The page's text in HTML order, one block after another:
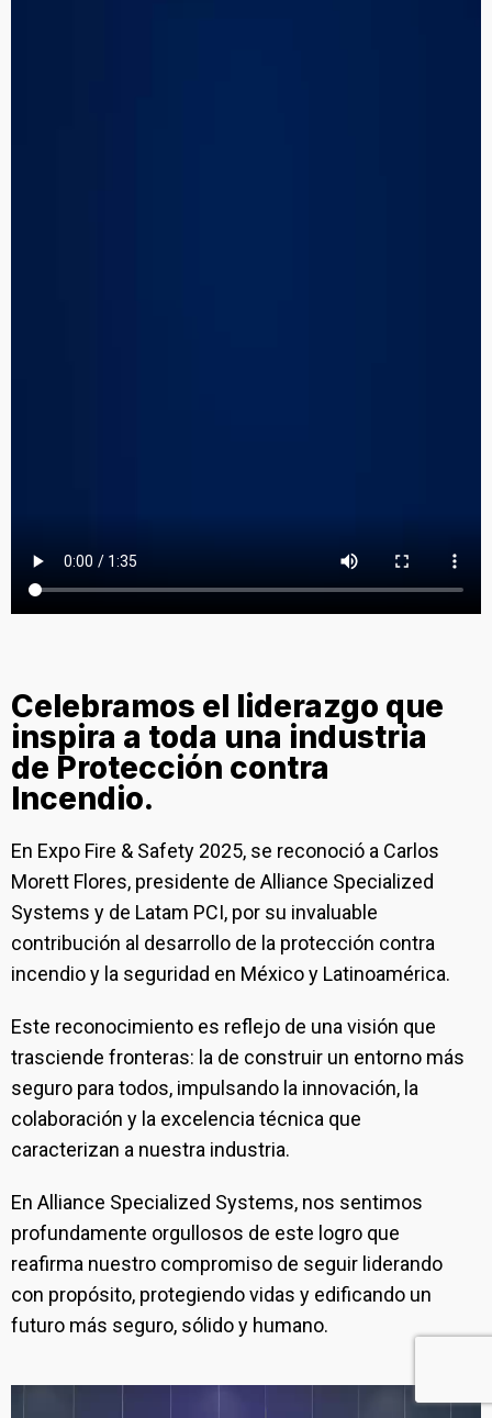
Celebramos el liderazgo que
inspira a toda una industria
de Protección contra
Incendio.
En Expo Fire & Safety 2025, se reconoció a Carlos
Morett Flores, presidente de Alliance Specialized
Systems y de Latam PCI, por su invaluable
contribución al desarrollo de la protección contra
incendio y la seguridad en México y Latinoamérica.
Este reconocimiento es reflejo de una visión que
trasciende fronteras: la de construir un entorno más
seguro para todos, impulsando la innovación, la
colaboración y la excelencia técnica que
caracterizan a nuestra industria.
En Alliance Specialized Systems, nos sentimos
profundamente orgullosos de este logro que
reafirma nuestro compromiso de seguir liderando
con propósito, protegiendo vidas y edificando un
futuro más seguro, sólido y humano.